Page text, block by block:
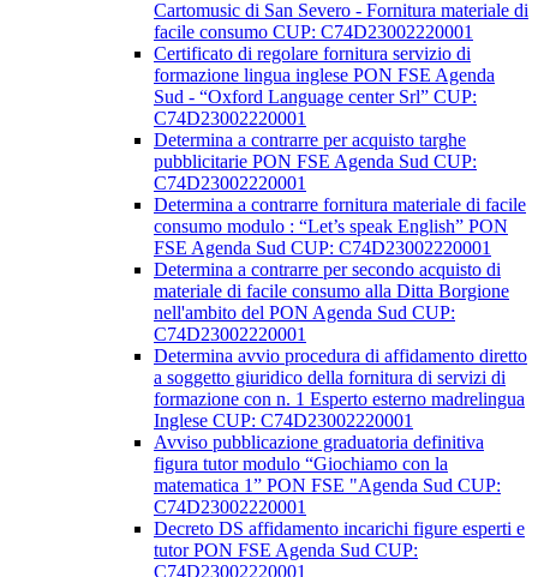
Cartomusic di San Severo - Fornitura materiale di
facile consumo CUP: C74D23002220001
Certificato di regolare fornitura servizio di
formazione lingua inglese PON FSE Agenda
Sud - “Oxford Language center Srl” CUP:
C74D23002220001
Determina a contrarre per acquisto targhe
pubblicitarie PON FSE Agenda Sud CUP:
C74D23002220001
Determina a contrarre fornitura materiale di facile
consumo modulo : “Let’s speak English” PON
FSE Agenda Sud CUP: C74D23002220001
Determina a contrarre per secondo acquisto di
materiale di facile consumo alla Ditta Borgione
nell'ambito del PON Agenda Sud CUP:
C74D23002220001
Determina avvio procedura di affidamento diretto
a soggetto giuridico della fornitura di servizi di
formazione con n. 1 Esperto esterno madrelingua
Inglese CUP: C74D23002220001
Avviso pubblicazione graduatoria definitiva
figura tutor modulo “Giochiamo con la
matematica 1” PON FSE "Agenda Sud CUP:
C74D23002220001
Decreto DS affidamento incarichi figure esperti e
tutor PON FSE Agenda Sud CUP:
C74D23002220001